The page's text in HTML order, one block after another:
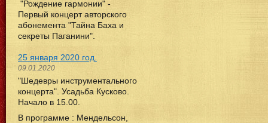
"Рождение гармонии" -
Первый концерт авторского
абонемента "Тайна Баха и
секреты Паганини".
25 января 2020 год.
09.01.2020
"Шедевры инструментального
концерта". Усадьба Кусково.
Начало в 15.00.
В программе : Мендельсон,